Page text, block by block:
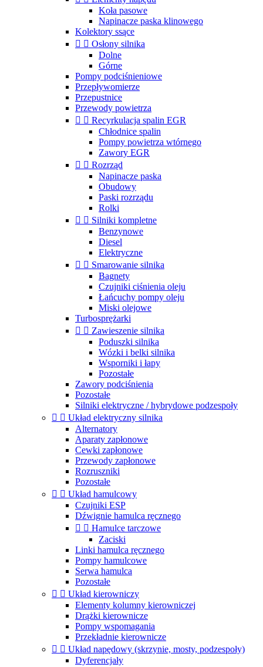
Koła pasowe
Napinacze paska klinowego
Kolektory ssące
  Osłony silnika
Dolne
Górne
Pompy podciśnieniowe
Przepływomierze
Przepustnice
Przewody powietrza
  Recyrkulacja spalin EGR
Chłodnice spalin
Pompy powietrza wtórnego
Zawory EGR
  Rozrząd
Napinacze paska
Obudowy
Paski rozrządu
Rolki
  Silniki kompletne
Benzynowe
Diesel
Elektryczne
  Smarowanie silnika
Bagnety
Czujniki ciśnienia oleju
Łańcuchy pompy oleju
Miski olejowe
Turbosprężarki
  Zawieszenie silnika
Poduszki silnika
Wózki i belki silnika
Wsporniki i łapy
Pozostałe
Zawory podciśnienia
Pozostałe
Silniki elektryczne / hybrydowe podzespoły
  Układ elektryczny silnika
Alternatory
Aparaty zapłonowe
Cewki zapłonowe
Przewody zapłonowe
Rozruszniki
Pozostałe
  Układ hamulcowy
Czujniki ESP
Dźwignie hamulca ręcznego
  Hamulce tarczowe
Zaciski
Linki hamulca ręcznego
Pompy hamulcowe
Serwa hamulca
Pozostałe
  Układ kierowniczy
Elementy kolumny kierowniczej
Drążki kierownicze
Pompy wspomagania
Przekładnie kierownicze
  Układ napędowy (skrzynie, mosty, podzespoły)
Dyferencjały